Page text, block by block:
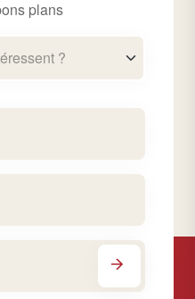
plans
?